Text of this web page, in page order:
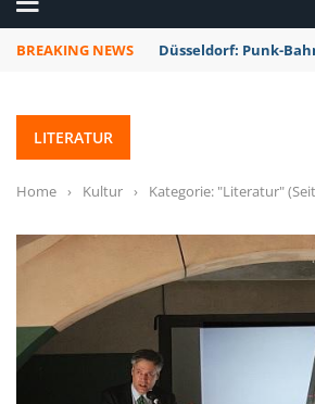
BREAKING NEWS Düsseldorf: Punk-
LITERATUR
Home › Kultur › Kategorie: "Literatur"